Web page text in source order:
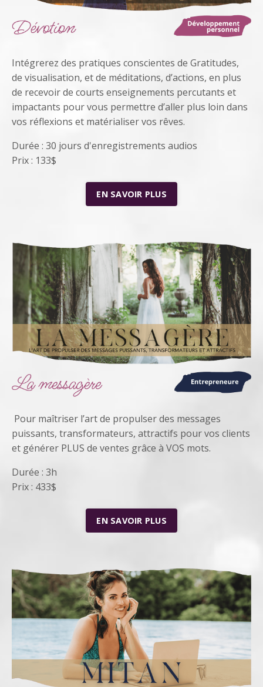
Intégrerez des pratiques conscientes de Gratitudes,
de visualisation, et de méditations, d’actions, en plus
de recevoir de courts enseignements percutants et
impactants pour vous permettre d’aller plus loin dans
vos réflexions et matérialiser vos rêves.
Durée : 30 jours d'enregistrements audios
Prix : 133$
EN SAVOIR PLUS
Pour maîtriser l’art de propulser des messages
puissants, transformateurs, attractifs pour vos clients
et générer PLUS de ventes grâce à VOS mots.
Durée : 3h
Prix : 433$
EN SAVOIR PLUS